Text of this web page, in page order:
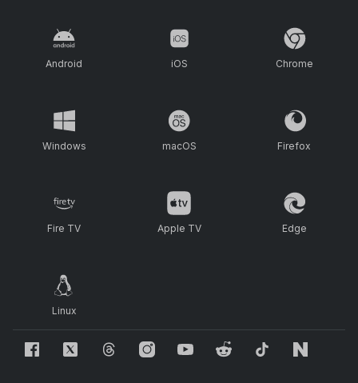
Android iOS Chrome
Windows macOS Firefox
Fire TV Apple TV Edge
Linux